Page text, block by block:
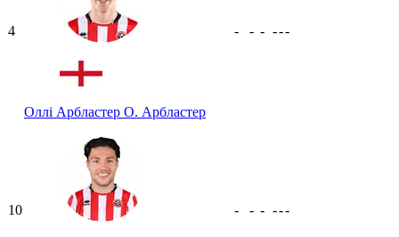
4
Оллі Арбластер О. Арбластер
- - - ---
10 - - - ---